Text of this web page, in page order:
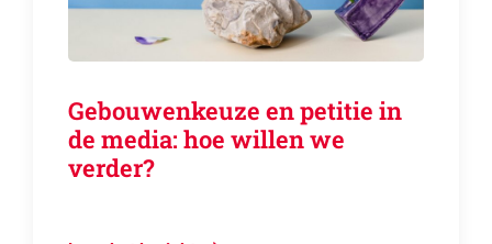
Gebouwenkeuze en petitie in
de media: hoe willen we
verder?